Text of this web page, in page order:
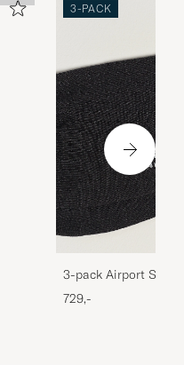
3-PACK
3-pack Airport
Melange
729,-